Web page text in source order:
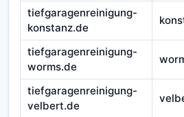
tiefgaragenreinigung-
konstanz.de
tiefgaragenreinigung-
worms.de
tiefgaragenreinigung-
velbert.de